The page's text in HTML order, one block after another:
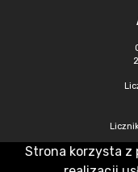
Strona korzysta z